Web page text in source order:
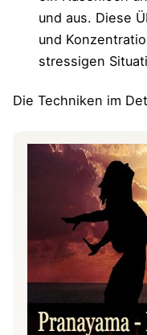
und aus. Diese
und
stressigen
Die Techniken im